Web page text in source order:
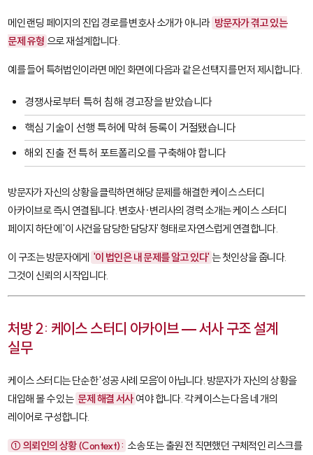
메인 랜딩 페이지의 진입 경로를 변호사 소개가 아니라 방문자가 겪고 있는
문제 유형 으로 재설계합니다.
예를 들어 특허법인이라면 메인 화면에 다음과 같은 선택지를 먼저 제시합니다.
경쟁사로부터 특허 침해 경고장을 받았습니다
핵심 기술이 선행 특허에 막혀 등록이 거절됐습니다
해외 진출 전 특허 포트폴리오를 구축해야 합니다
방문자가 자신의 상황을 클릭하면 해당 문제를 해결한 케이스 스터디
아카이브로 즉시 연결됩니다. 변호사·변리사의 경력 소개는 케이스 스터디
페이지 하단에 '이 사건을 담당한 담당자' 형태로 자연스럽게 연결합니다.
이 구조는 방문자에게 '이 법인은 내 문제를 알고 있다' 는 첫인상을 줍니다.
그것이 신뢰의 시작입니다.
처방 2: 케이스 스터디 아카이브 — 서사 구조 설계
실무
케이스 스터디는 단순한 '성공 사례 모음'이 아닙니다. 방문자가 자신의 상황을
대입해 볼 수 있는 문제 해결 서사 여야 합니다. 각 케이스는 다음 네 개의
레이어로 구성합니다.
① 의뢰인의 상황 (Context): 소송 또는 출원 전 직면했던 구체적인 리스크를